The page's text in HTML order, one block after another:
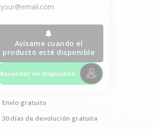
Avísame cuando el
producto esté disponible
Revender mi dispositivo
Envío gratuito
30 días de devolución gratuita